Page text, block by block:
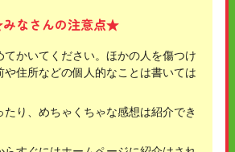
なさんの注意点★
てかいてください。ほかの人を傷つけ
や住所などの個人的なことは書いては
たり、めちゃくちゃな感想は紹介でき